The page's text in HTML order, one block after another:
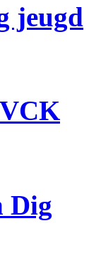
jeugd
Dig